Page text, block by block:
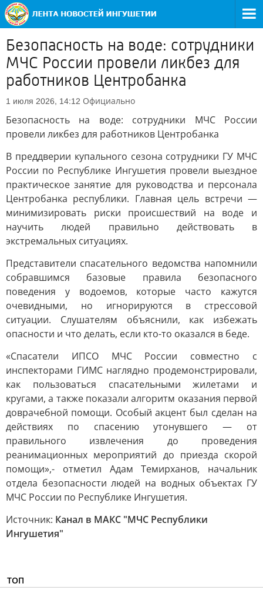
Безопасность на воде: сотрудники
МЧС России провели ликбез для
работников Центробанка
1 июля 2026, 14:12 Официально
Безопасность на воде: сотрудники МЧС России
провели ликбез для работников Центробанка
В преддверии купального сезона сотрудники ГУ МЧС
России по Республике Ингушетия провели выездное
практическое занятие для руководства и персонала
Центробанка республики. Главная цель встречи —
минимизировать риски происшествий на воде и
научить людей правильно действовать в
экстремальных ситуациях.
Представители спасательного ведомства напомнили
собравшимся базовые правила безопасного
поведения у водоемов, которые часто кажутся
очевидными, но игнорируются в стрессовой
ситуации. Слушателям объяснили, как избежать
опасности и что делать, если кто-то оказался в беде.
«Спасатели ИПСО МЧС России совместно с
инспекторами ГИМС наглядно продемонстрировали,
как пользоваться спасательными жилетами и
кругами, а также показали алгоритм оказания первой
доврачебной помощи. Особый акцент был сделан на
действиях по спасению утонувшего — от
правильного извлечения до проведения
реанимационных мероприятий до приезда скорой
помощи»,- отметил Адам Темирханов, начальник
отдела безопасности людей на водных объектах ГУ
МЧС России по Республике Ингушетия.
Источник: Канал в МАКС "МЧС Республики
Ингушетия"
ТОП